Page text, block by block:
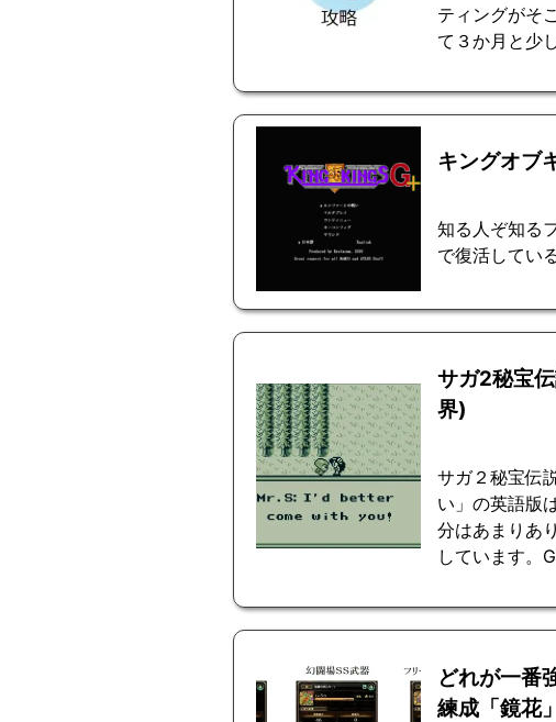
ティングがそ
て３か月と少
キングオブ
知る人ぞ知る
で復活してい
サガ2秘宝
界)
サガ２秘宝伝
い」の英語版
分はあまりあ
しています。
どれが一番
練成「鏡花